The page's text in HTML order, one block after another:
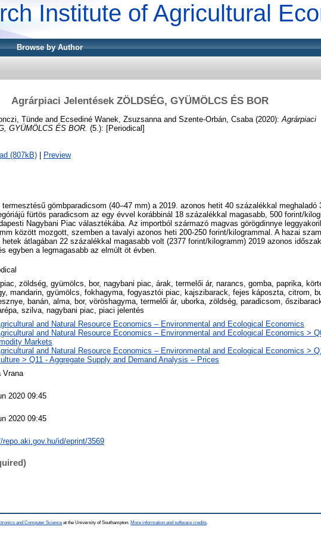
Institute of Agricultural
Browse by Author
Agrárpiaci Jelentések ZÖLDSÉG, GYÜMÖLCS ÉS BOR
Tünde and Ecsediné Wanek, Zsuzsanna and Szente-Orbán, Csaba (2020): Agrárpiaci
GYÜMÖLCS ÉS BOR. (5.): [Periodical]
(807kB)
Preview
gömbparadicsom (40–47 mm) a 2019. azonos hetit 40 százalékkal meghaladó
fürtös paradicsom az egy évvel korábbinál 18 százalékkal magasabb, 500 forint/
Nagybani Piac választékába. Az importból származó magvas görögdinnye
között mozgott, szemben a tavalyi azonos heti 200-250 forint/kilogrammal. A hazai
átlagában 22 százalékkal magasabb volt (2377 forint/kilogramm) 2019 azonos
egyben a legmagasabb az elmúlt öt évben.
zöldség, gyümölcs, bor, nagybani piac, árak, termelői ár, narancs, gomba, paprika,
mandarin, gyümölcs, fokhagyma, fogyasztói piac, kajszibarack, fejes káposzta, citrom,
banán, alma, bor, vöröshagyma, termelői ár, uborka, zöldség, paradicsom,
szilva, nagybani piac, piaci jelentés
and Natural Resource Economics – Environmental and Ecological Economics
and Natural Resource Economics – Environmental and Ecological Economics >
Markets
and Natural Resource Economics – Environmental and Ecological Economics >
> Q11 - Aggregate Supply and Demand Analysis – Prices
Vrana
2020 09:45
2020 09:45
repo.aki.gov.hu/id/eprint/3569
and Computer Science at the University of Southampton. More information and software credits